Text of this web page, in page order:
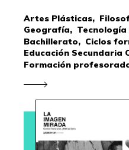
Artes Plásticas,
Geografía,
Bachillerato, Ciclos
Educación Secundaria
Formación